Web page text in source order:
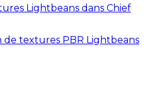
Lightbeans dans Chief
textures PBR Lightbeans